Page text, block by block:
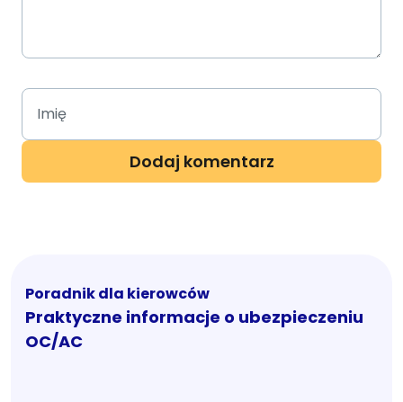
Poradnik dla kierowców
Praktyczne informacje o ubezpieczeniu
OC/AC